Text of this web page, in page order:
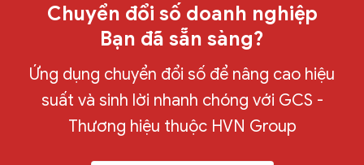
Chuyển đổi số doanh nghiệp
Bạn đã sẵn sàng?
Ứng dụng chuyển đổi số để nâng cao hiệu
suất và sinh lời nhanh chóng với GCS -
Thương hiệu thuộc HVN Group